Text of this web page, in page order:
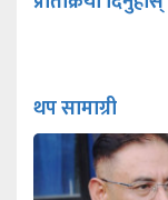
थप सामाग्री